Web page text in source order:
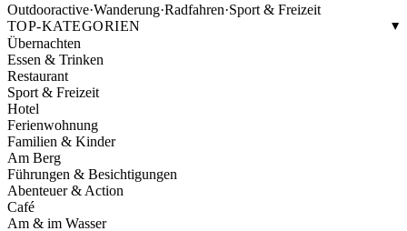
Outdooractive·Wanderung·Radfahren·Sport & Freizeit
TOP-KATEGORIEN
Übernachten
Essen & Trinken
Restaurant
Sport & Freizeit
Hotel
Ferienwohnung
Familien & Kinder
Am Berg
Führungen & Besichtigungen
Abenteuer & Action
Café
Am & im Wasser